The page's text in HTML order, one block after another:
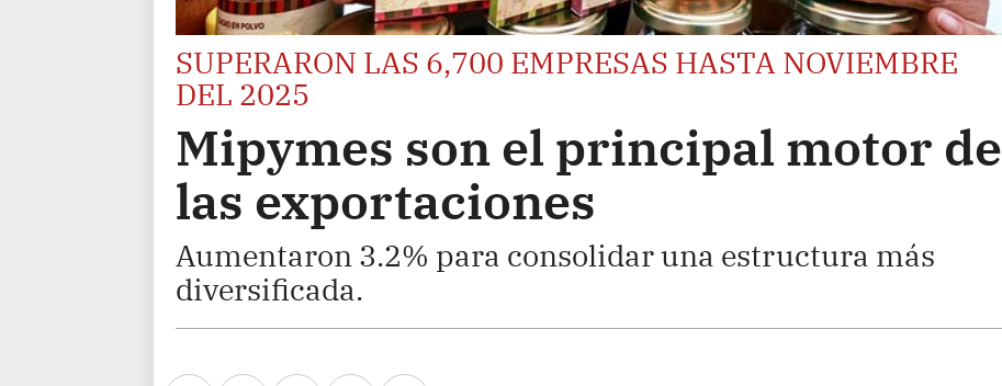
SUPERARON LAS 6,700 EMPRESAS HASTA NOVIEMBRE
DEL 2025
Mipymes son el principal motor de
las exportaciones
Aumentaron 3.2% para consolidar una estructura más
diversificada.